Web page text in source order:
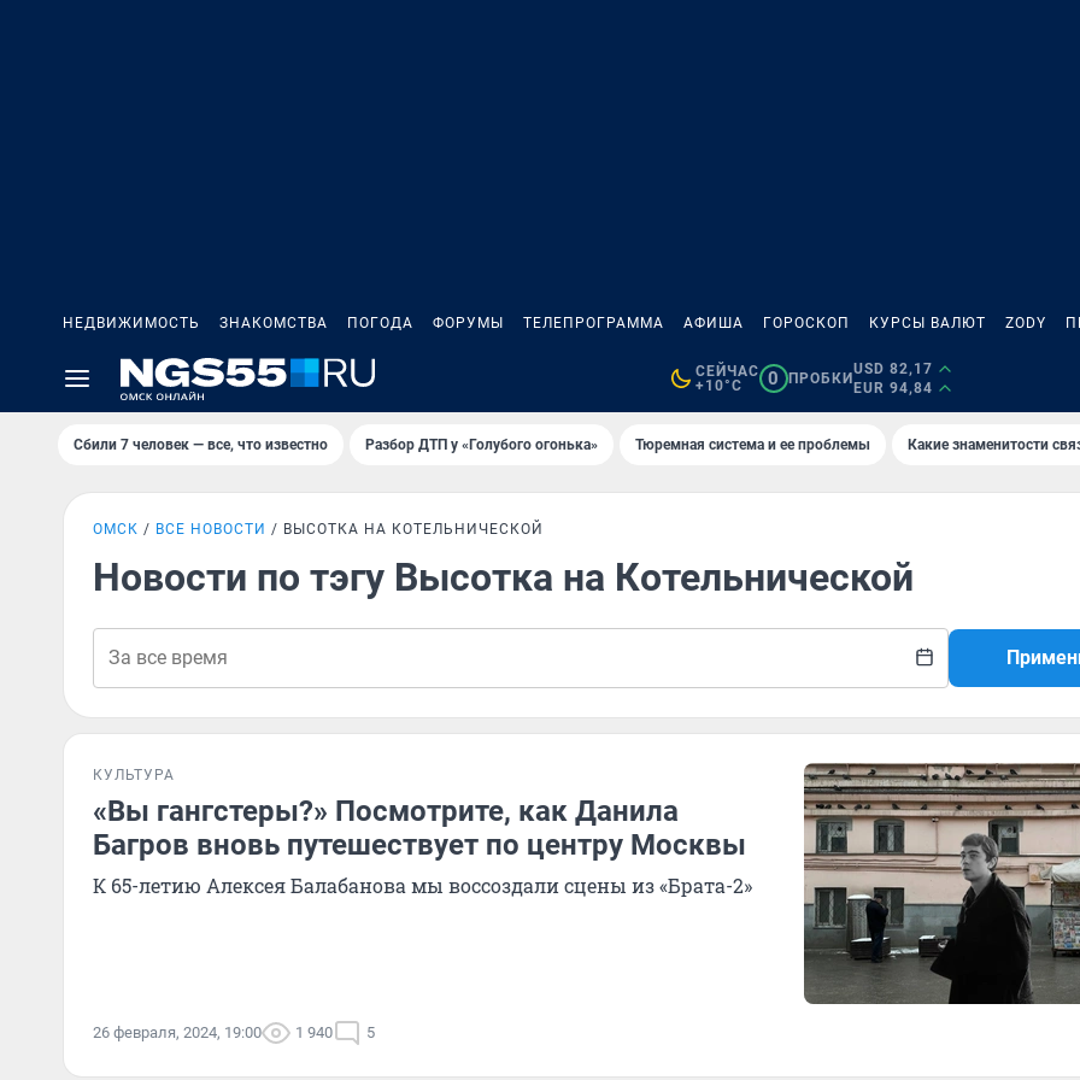
НЕДВИЖИМОСТЬ ЗНАКОМСТВА ПОГОДА ФОРУМЫ ТЕЛЕПРОГРАММА АФИША ГОРОСКОП КУРСЫ ВАЛЮТ ZODY
СЕЙЧАС
+10°C
0 ПРОБКИ
USD 82,17
EUR 94,84
Сбили 7 человек — все, что известно Разбор ДТП у «Голубого огонька» Тюремная система и ее проблемы Какие знаменитости
ОМСК ВСЕ НОВОСТИ ВЫСОТКА НА КОТЕЛЬНИЧЕСКОЙ
Новости по тэгу Высотка на Котельнической
КУЛЬТУРА
«Вы гангстеры?» Посмотрите, как Данила
Багров вновь путешествует по центру Москвы
К 65-летию Алексея Балабанова мы воссоздали сцены из «Брата-2»
26 февраля, 2024, 19:00 1 940 5